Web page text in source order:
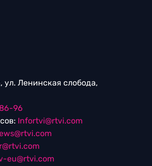
ул. Ленинская слобода,
96
Infortvi@rtvi.com
eu@rtvi.com